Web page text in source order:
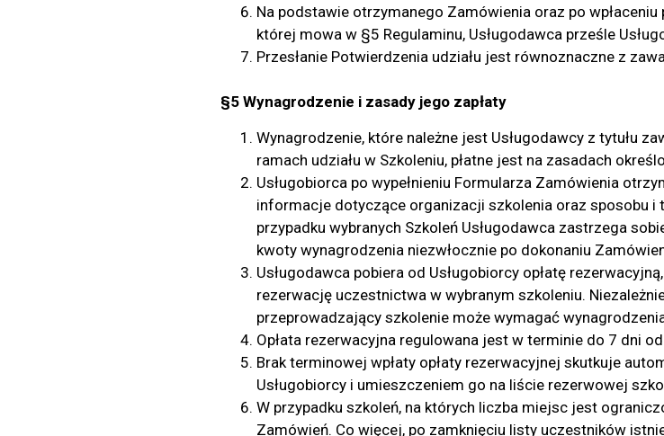
Na podstawie otrzymanego Zamówienia oraz po wpłaceniu
której mowa w §5 Regulaminu, Usługodawca prześle
Przesłanie Potwierdzenia udziału jest równoznaczne z
§5 Wynagrodzenie i zasady jego zapłaty
Wynagrodzenie, które należne jest Usługodawcy z tytułu
ramach udziału w Szkoleniu, płatne jest na zasadach
Usługobiorca po wypełnieniu Formularza Zamówienia
informacje dotyczące organizacji szkolenia oraz sposobu i
przypadku wybranych Szkoleń Usługodawca zastrzega
kwoty wynagrodzenia niezwłocznie po dokonaniu
Usługodawca pobiera od Usługobiorcy opłatę
rezerwację uczestnictwa w wybranym szkoleniu.
przeprowadzający szkolenie może wymagać
Opłata rezerwacyjna regulowana jest w terminie do 7 dni
Brak terminowej wpłaty opłaty rezerwacyjnej skutkuje
Usługobiorcy i umieszczeniem go na liście rezerwowej
W przypadku szkoleń, na których liczba miejsc jest
Zamówień. Co więcej, po zamknięciu listy uczestników